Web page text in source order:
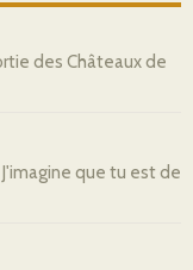
des Châteaux de
J'imagine que tu est de